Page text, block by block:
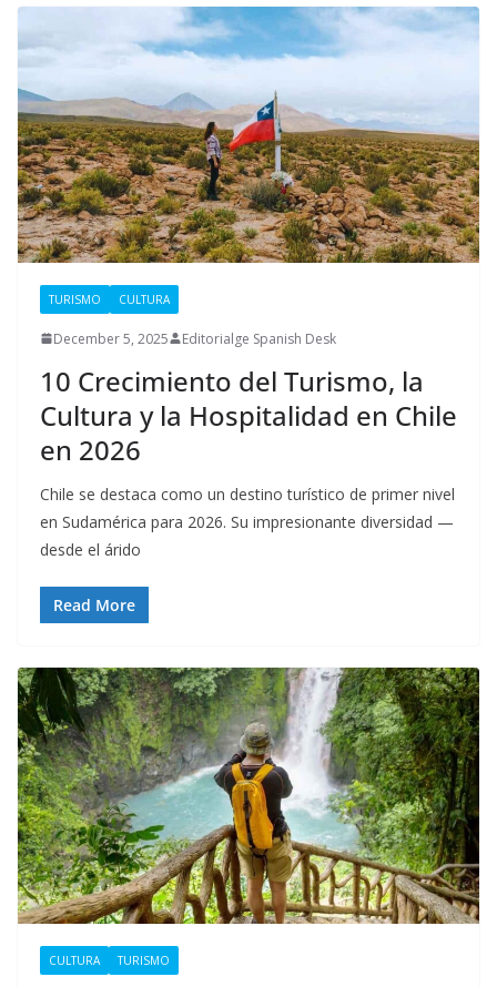
TURISMO CULTURA
December 5, 2025 Editorialge Spanish Desk
10 Crecimiento del Turismo, la
Cultura y la Hospitalidad en Chile
en 2026
Chile se destaca como un destino turístico de primer nivel
en Sudamérica para 2026. Su impresionante diversidad —
desde el árido
Read More
CULTURA TURISMO